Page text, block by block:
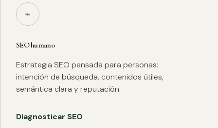
⌁
SEO humano
Estrategia SEO pensada para personas:
intención de búsqueda, contenidos útiles,
semántica clara y reputación.
Diagnosticar SEO